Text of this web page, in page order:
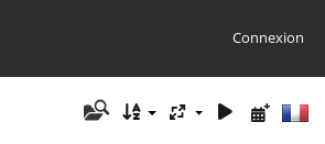
Connexion